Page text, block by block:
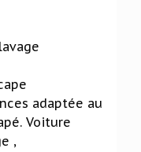
adaptée au
Voiture
,